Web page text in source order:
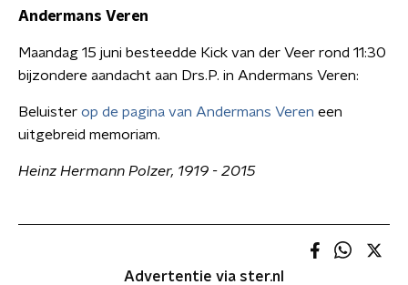
Andermans Veren
Maandag 15 juni besteedde Kick van der Veer rond 11:30
bijzondere aandacht aan Drs.P. in Andermans Veren:
Beluister op de pagina van Andermans Veren een
uitgebreid memoriam.
Heinz Hermann Polzer, 1919 - 2015
Advertentie via ster.nl